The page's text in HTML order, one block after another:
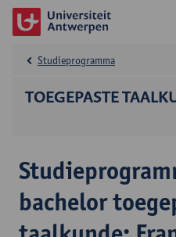
TOEGEPASTE
Studieprogramma
bachelor